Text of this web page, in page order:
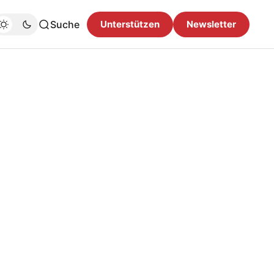
Suche Unterstützen Newsletter